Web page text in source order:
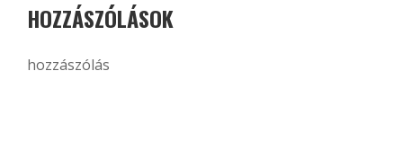
HOZZÁSZÓLÁSOK
hozzászólás